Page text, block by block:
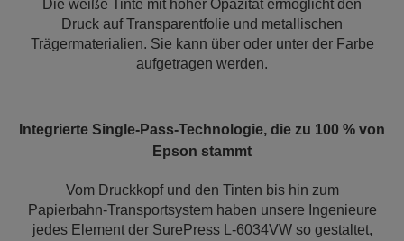
Die weiße Tinte mit hoher Opazität ermöglicht den
Druck auf Transparentfolie und metallischen
Trägermaterialien. Sie kann über oder unter der Farbe
aufgetragen werden.
Integrierte Single-Pass-Technologie, die zu 100 % von
Epson stammt
Vom Druckkopf und den Tinten bis hin zum
Papierbahn-Transportsystem haben unsere Ingenieure
jedes Element der SurePress L-6034VW so gestaltet,